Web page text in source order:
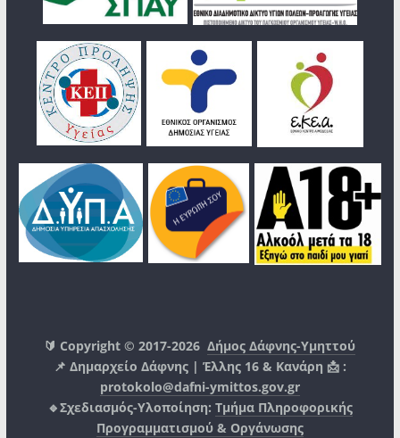
🔰 Copyright © 2017-2026Δήμος Δάφνης-Υμηττού
📌 Δημαρχείο Δάφνης | Έλλης 16 & Κανάρη 📩 :
protokolo@dafni-ymittos.gov.gr
🔹Σχεδιασμός-Υλοποίηση: Τμήμα Πληροφορικής
Προγραμματισμού & Οργάνωσης